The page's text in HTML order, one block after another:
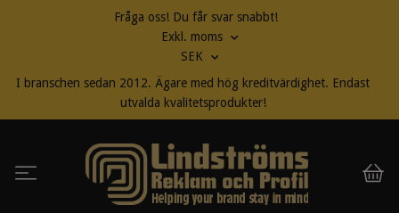
Fråga oss! Du får svar snabbt!
Exkl. moms
SEK
I branschen sedan 2012. Ägare med hög kreditvärdighet. Endast
utvalda kvalitetsprodukter!